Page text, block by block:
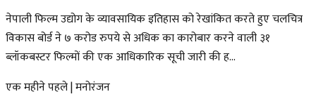
नेपाली फिल्म उद्योग के व्यावसायिक इतिहास को रेखांकित करते हुए चलचित्र
विकास बोर्ड ने ७ करोड रुपये से अधिक का कारोबार करने वाली ३१
ब्लॉकबस्टर फिल्मों की एक आधिकारिक सूची जारी की ह...
एक महीने पहले|मनोरंजन